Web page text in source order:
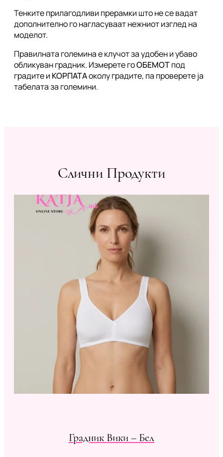
Тенките прилагодливи прерамки што не се вадат
дополнително го нагласуваат нежниот изглед на
моделот.
Правилната големина е клучот за удобен и убаво
обликуван градник. Измерете гоОБЕМОТпод
градите и КОРПАТАоколу градите, па проверете ја
табелата за големини.
Слични Продукти
Градник Вики – Бел